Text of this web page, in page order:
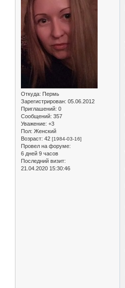
Откуда: Пермь
Зарегистрирован: 05.06.2012
Приглашений: 0
Сообщений: 357
Уважение: +3
Пол: Женский
Возраст: 42 [1984-03-16]
Провел на форуме:
6 дней 9 часов
Последний визит:
21.04.2020 15:30:46